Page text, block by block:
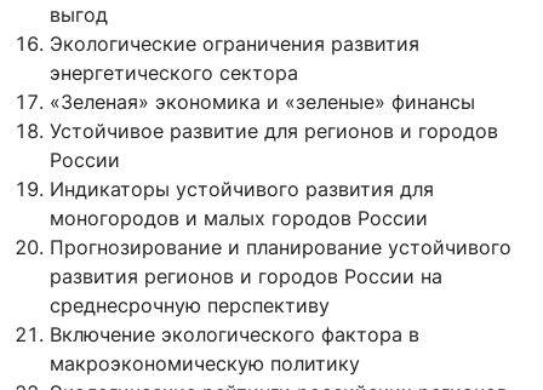
выгод
Экологические ограничения развития
энергетического сектора
«Зеленая» экономика и «зеленые» финансы
Устойчивое развитие для регионов и городов
России
Индикаторы устойчивого развития для
моногородов и малых городов России
Прогнозирование и планирование устойчивого
развития регионов и городов России на
среднесрочную перспективу
Включение экологического фактора в
макроэкономическую политику